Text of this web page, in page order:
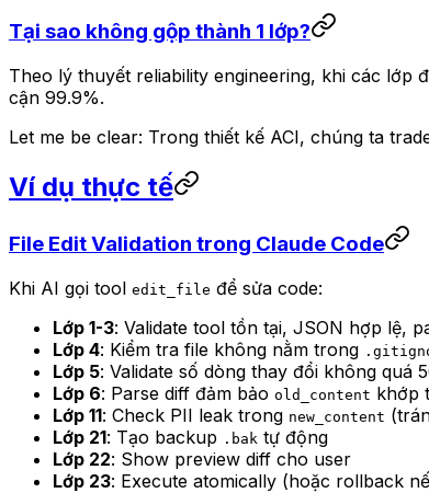
Tại sao không gộp thành 1 lớp?
Theo lý thuyết reliability engineering, khi các lớp
cận 99.9%.
Let me be clear: Trong thiết kế ACI, chúng ta
Ví dụ thực tế
File Edit Validation trong Claude Code
Khi AI gọi tool edit_file để sửa code:
Lớp 1-3: Validate tool tồn tại, JSON hợp lệ,
Lớp 4: Kiểm tra file không nằm trong
Lớp 5: Validate số dòng thay đổi không
Lớp 6: Parse diff đảm bảo old_content khớp
Lớp 11: Check PII leak trong new_content
Lớp 21: Tạo backup .bak tự động
Lớp 22: Show preview diff cho user
Lớp 23: Execute atomically (hoặc rollback